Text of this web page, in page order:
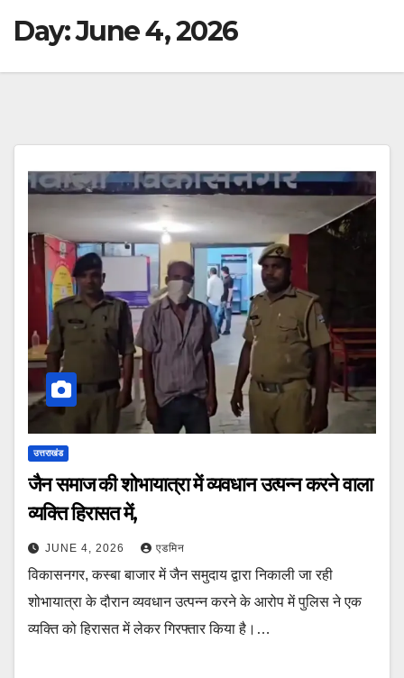
Day:June 4, 2026
उत्तराखंड
जैन समाज की शोभायात्रा में व्यवधान उत्पन्न करने वाला
व्यक्ति हिरासत में,
JUNE 4, 2026 एडमिन
विकासनगर, कस्बा बाजार में जैन समुदाय द्वारा निकाली जा रही
शोभायात्रा के दौरान व्यवधान उत्पन्न करने के आरोप में पुलिस ने एक
व्यक्ति को हिरासत में लेकर गिरफ्तार किया है।…